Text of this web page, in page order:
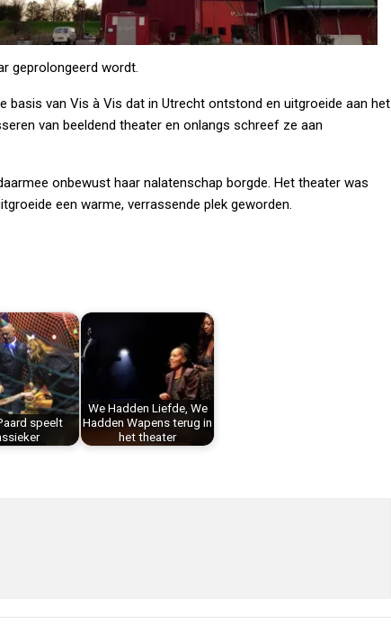
geprolongeerd wordt.
basis van Vis à Vis dat in Utrecht ontstond en uitgroeide aan het
van beeldend theater en onlangs schreef ze aan
onbewust haar nalatenschap borgde. Het theater was
een warme, verrassende plek geworden.
speelt
We Hadden Liefde, We
Hadden Wapens terug in
het theater